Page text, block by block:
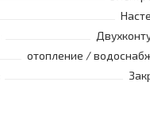
отопление /